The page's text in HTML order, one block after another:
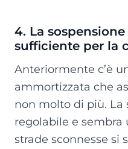
4. La
sufficiente per la
Anteriormente c’è
ammortizzata che
non molto di più. La
regolabile e sembra
strade sconnesse si